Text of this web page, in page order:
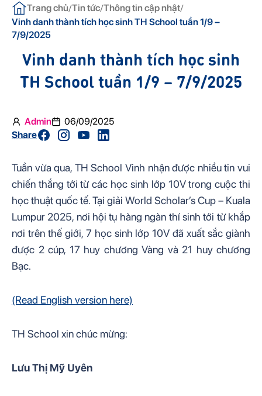
Trang chủ/Tin tức/Thông tin cập nhật/
Vinh danh thành tích học sinh TH School tuần 1/9 –
7/9/2025
Vinh danh thành tích học sinh
TH School tuần 1/9 – 7/9/2025
Admin
06/09/2025
Share
Tuần vừa qua, TH School Vinh nhận được nhiều tin vui
chiến thắng tới từ các học sinh lớp 10V trong cuộc thi
học thuật quốc tế. Tại giải World Scholar’s Cup – Kuala
Lumpur 2025, nơi hội tụ hàng ngàn thí sinh tới từ khắp
nơi trên thế giới, 7 học sinh lớp 10V đã xuất sắc giành
được 2 cúp, 17 huy chương Vàng và 21 huy chương
Bạc.
(Read English version here)
TH School xin chúc mừng:
Lưu Thị Mỹ Uyên